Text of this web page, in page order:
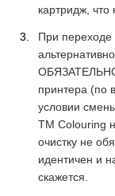
картридж, что
При переходе
ОБЯЗАТЕЛЬНО
принтера (по
условии
ТМ Colouring
очистку не
идентичен и
скажется.